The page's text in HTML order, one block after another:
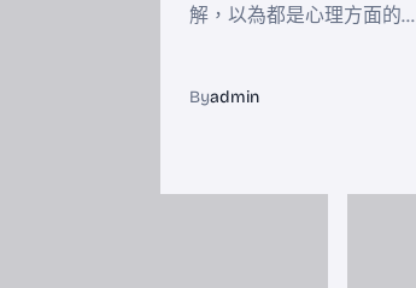
解，以為都是心理方面的…
Byadmin